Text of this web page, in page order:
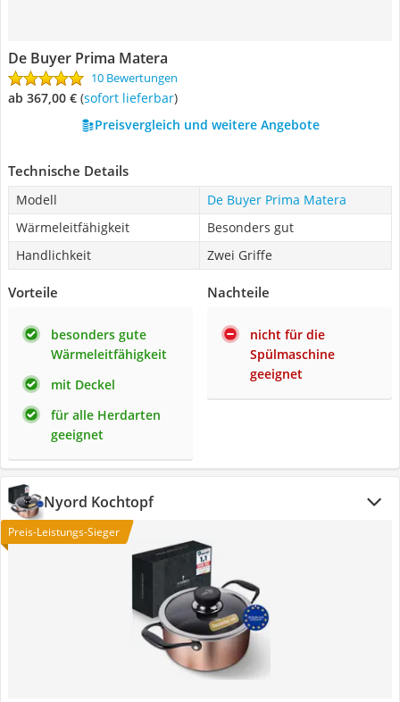
De Buyer Prima Matera
10 Bewertungen
ab 367,00 € ( Sofort lieferbar)
Preisvergleich und weitere Angebote
Technische Details
Modell
De Buyer Prima Matera
Wärmeleitfähigkeit
Besonders gut
Handlichkeit
Zwei Griffe
Vorteile
besonders gute
Wärmeleitfähigkeit
mit Deckel
für alle Herdarten
geeignet
Nachteile
nicht für die
Spülmaschine
geeignet
Nyord Kochtopf
Preis-Leistungs-Sieger